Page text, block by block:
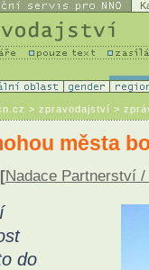
> zpravodajství >
města
Nadace Partnerství
do